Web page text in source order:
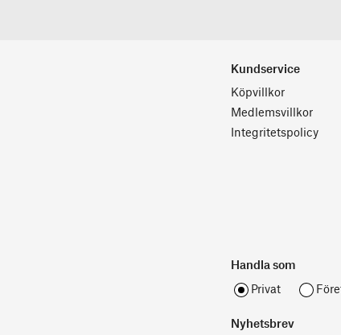
Kundservice
Köpvillkor
Medlemsvillkor
Integritetspolicy
Handla som
Privat
Nyhetsbrev